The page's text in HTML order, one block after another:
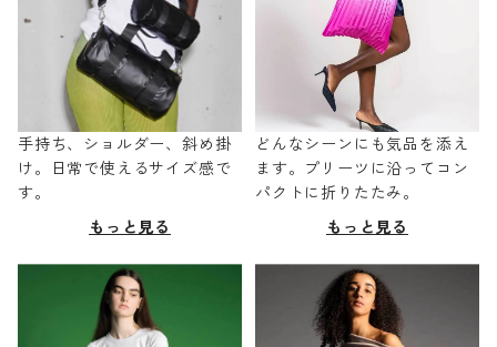
手持ち、ショルダー、斜め掛
け。日常で使えるサイズ感で
す。
もっと見る
どんなシーンにも気品を添え
ます。プリーツに沿ってコン
パクトに折りたたみ。
もっと見る